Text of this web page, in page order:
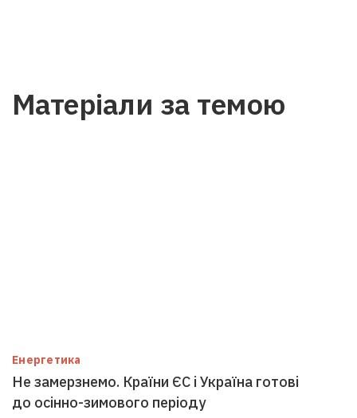
Матеріали за темою
Енергетика
Не замерзнемо. Країни ЄС і Україна готові
до осінно-зимового періоду